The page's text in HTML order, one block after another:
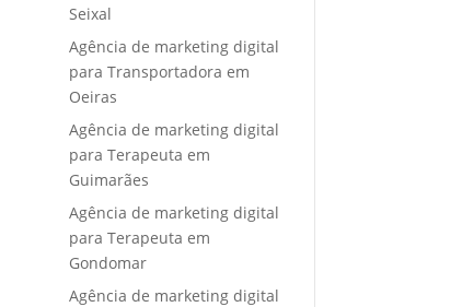
Seixal
Agência de marketing digital
para Transportadora em
Oeiras
Agência de marketing digital
para Terapeuta em
Guimarães
Agência de marketing digital
para Terapeuta em
Gondomar
Agência de marketing digital